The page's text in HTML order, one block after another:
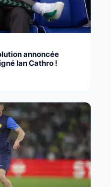
annoncée
Ian Cathro !